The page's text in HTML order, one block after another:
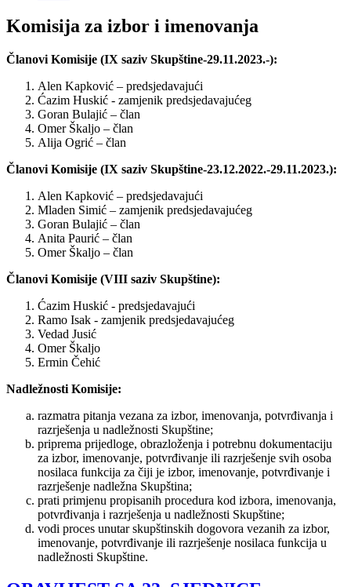
Komisija za izbor i imenovanja
Članovi Komisije (IX saziv Skupštine-29.11.2023.-):
Alen Kapković – predsjedavajući
Ćazim Huskić - zamjenik predsjedavajućeg
Goran Bulajić – član
Omer Škaljo – član
Alija Ogrić – član
Članovi Komisije (IX saziv Skupštine-23.12.2022.-29.11.2023.):
Alen Kapković – predsjedavajući
Mladen Simić – zamjenik predsjedavajućeg
Goran Bulajić – član
Anita Paurić – član
Omer Škaljo – član
Članovi Komisije (VIII saziv Skupštine):
Ćazim Huskić - predsjedavajući
Ramo Isak - zamjenik predsjedavajućeg
Vedad Jusić
Omer Škaljo
Ermin Čehić
Nadležnosti Komisije:
razmatra pitanja vezana za izbor, imenovanja, potvrđivanja i
razrješenja u nadležnosti Skupštine;
priprema prijedloge, obrazloženja i potrebnu dokumentaciju
za izbor, imenovanje, potvrđivanje ili razrješenje svih osoba
nosilaca funkcija za čiji je izbor, imenovanje, potvrđivanje i
razrješenje nadležna Skupština;
prati primjenu propisanih procedura kod izbora, imenovanja,
potvrđivanja i razrješenja u nadležnosti Skupštine;
vodi proces unutar skupštinskih dogovora vezanih za izbor,
imenovanje, potvrđivanje ili razrješenje nosilaca funkcija u
nadležnosti Skupštine.